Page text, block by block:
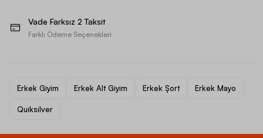
Vade Farksız 2 Taksit
Farklı Ödeme Seçenekleri
Erkek Giyim Erkek Alt Giyim Erkek Şort Erkek Mayo
Quiksilver